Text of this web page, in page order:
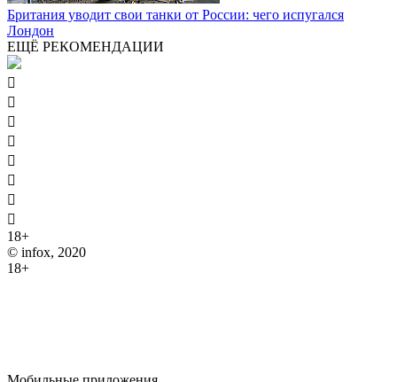
Британия уводит свои танки от России: чего испугался
Лондон
ЕЩЁ РЕКОМЕНДАЦИИ








18+
© infox, 2020
18+